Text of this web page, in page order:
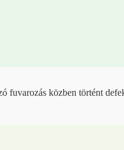
fuvarozás közben történt